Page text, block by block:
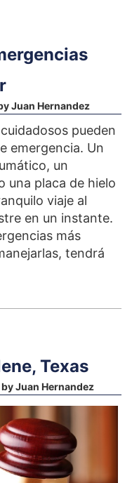
Juan Hernandez
pueden
emergencia. Un
un
una placa de hielo
viaje al
en un instante.
más
tendrá
Texas
byJuan Hernandez